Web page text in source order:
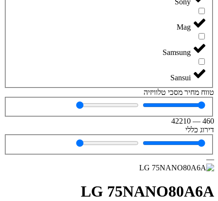
Mag
Samsung
Sansui
טווח מחיר מסכי טלוויזיה
460
—
42210
דירוג כללי
—
LG 75NANO80A6A